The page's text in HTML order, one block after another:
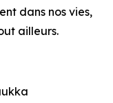
dans nos vies,
ailleurs.